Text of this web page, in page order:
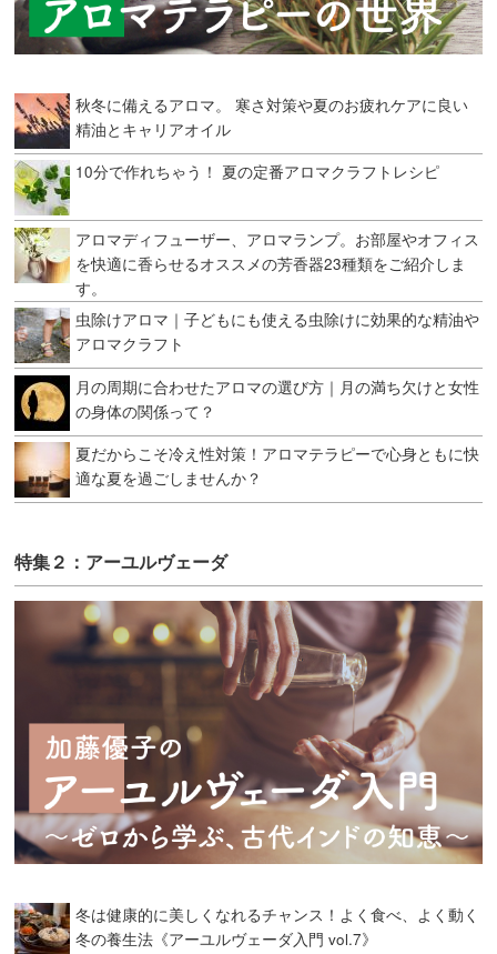
秋冬に備えるアロマ。 寒さ対策や夏のお疲れケアに良い
精油とキャリアオイル
10分で作れちゃう！ 夏の定番アロマクラフトレシピ
アロマディフューザー、アロマランプ。お部屋やオフィス
を快適に香らせるオススメの芳香器23種類をご紹介しま
す。
虫除けアロマ｜子どもにも使える虫除けに効果的な精油や
アロマクラフト
月の周期に合わせたアロマの選び方｜月の満ち欠けと女性
の身体の関係って？
夏だからこそ冷え性対策！アロマテラピーで心身ともに快
適な夏を過ごしませんか？
特集２：アーユルヴェーダ
冬は健康的に美しくなれるチャンス！よく食べ、よく動く
冬の養生法《アーユルヴェーダ入門 vol.7》